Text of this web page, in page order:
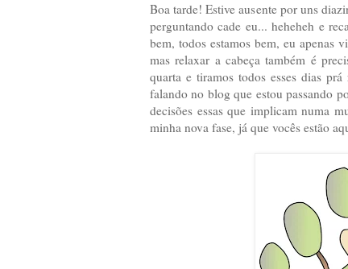
Boa tarde! Estive ausente por uns
perguntando cade eu... heheheh e
bem, todos estamos bem, eu apenas
mas relaxar a cabeça também é
quarta e tiramos todos esses dias
falando no blog que estou passando
decisões essas que implicam numa
minha nova fase, já que vocês estão